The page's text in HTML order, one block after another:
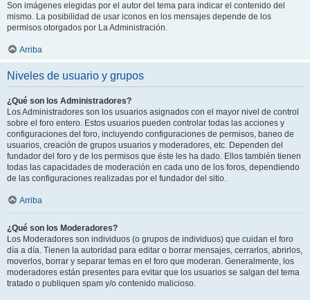
Son imágenes elegidas por el autor del tema para indicar el contenido del
mismo. La posibilidad de usar iconos en los mensajes depende de los
permisos otorgados por La Administración.
Arriba
Niveles de usuario y grupos
¿Qué son los Administradores?
Los Administradores son los usuarios asignados con el mayor nivel de control
sobre el foro entero. Estos usuarios pueden controlar todas las acciones y
configuraciones del foro, incluyendo configuraciones de permisos, baneo de
usuarios, creación de grupos usuarios y moderadores, etc. Dependen del
fundador del foro y de los permisos que éste les ha dado. Ellos también tienen
todas las capacidades de moderación en cada uno de los foros, dependiendo
de las configuraciones realizadas por el fundador del sitio.
Arriba
¿Qué son los Moderadores?
Los Moderadores son individuos (o grupos de individuos) que cuidan el foro
día a día. Tienen la autoridad para editar o borrar mensajes, cerrarlos, abrirlos,
moverlos, borrar y separar temas en el foro que moderan. Generalmente, los
moderadores están presentes para evitar que los usuarios se salgan del tema
tratado o publiquen spam y/o contenido malicioso.